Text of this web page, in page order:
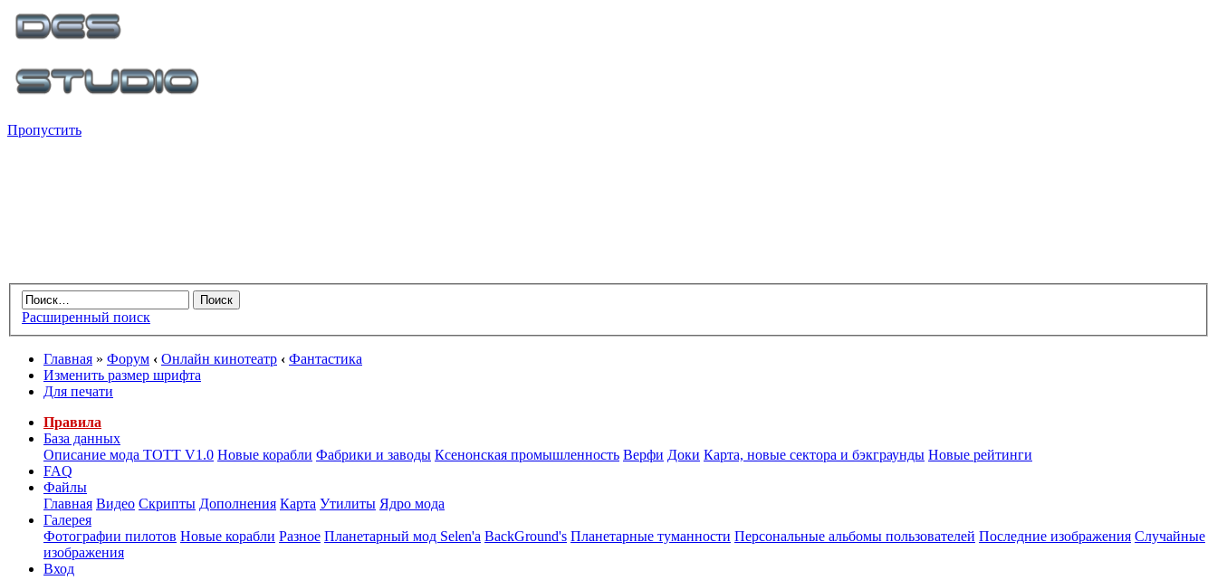
Пропустить
Расширенный поиск
Главная » Форум ‹ Онлайн кинотеатр ‹ Фантастика
Изменить размер шрифта
Для печати
Правила
База данных
Описание мода ТОТТ V1.0 Новые корабли Фабрики и заводы Ксенонская промышленность Верфи Доки Карта, новые сектора и бэкграунды Новые рейтинги
FAQ
Файлы
Главная Видео Скрипты Дополнения Карта Утилиты Ядро мода
Галерея
Фотографии пилотов Новые корабли Разное Планетарный мод Selen'a BackGround's Планетарные туманности Персональные альбомы пользователей Последние изображения Случайные
изображения
Вход